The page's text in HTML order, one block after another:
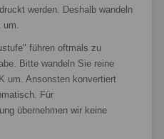
werden. Deshalb wandeln
um.
führen oftmals zu
Bitte wandeln Sie reine
um. Ansonsten konvertiert
Für
übernehmen wir keine